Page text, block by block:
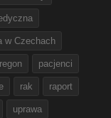
w Czechach
pacjenci
rak raport
uprawa